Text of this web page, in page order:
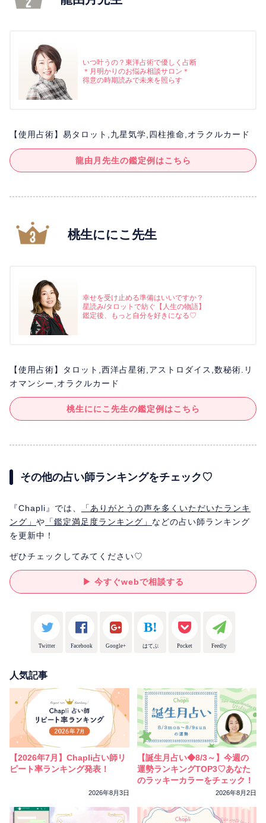
いつ叶うの？東洋占術で優しく占断
＊月明かりのお悩み相談サロン＊
得意の時期読みで未来を照らす
【使用占術】易タロット,九星気学,四柱推命,オラクルカード
龍由月先生の鑑定例はこちら
桃生ににこ先生
幸せを受け止める準備はいいですか？
星読み/タロットで紡ぐ【人生の物語】
鑑定後、もっと自分を好きになる♡
【使用占術】タロット,西洋占星術,アストロダイス,数秘術.リ
オマンシー,オラクルカード
桃生ににこ先生の鑑定例はこちら
その他の占い師ランキングをチェック♡
『Chapli』では、
「ありがとうの声を多くいただいたランキ
ング」 や 「鑑定満足度ランキング」 などの占い師ランキング
を更新中！
ぜひチェックしてみてください♡
▶ 今すぐwebで相談する
Twitter Facebook Google+ はてぶ Pocket Feedly
人気記事
【2026年7月】Chapli占い師リ
ピート率ランキング発表！
2026年8月3日
【誕生月占い◆8/3～】今週の
運勢ランキングTOP3♡あなた
のラッキーカラーをチェック！
2026年8月2日